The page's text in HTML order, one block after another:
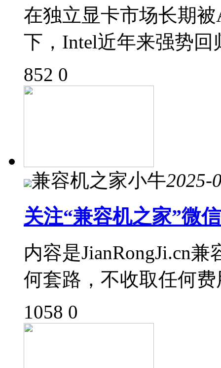
在独立显卡市场长期
下，Intel近年来强势
852 0
兼容机之家小牛2025-
关注“兼容机之家”微
内容是JianRongJi.cn
何套路，不收取任何
1058 0